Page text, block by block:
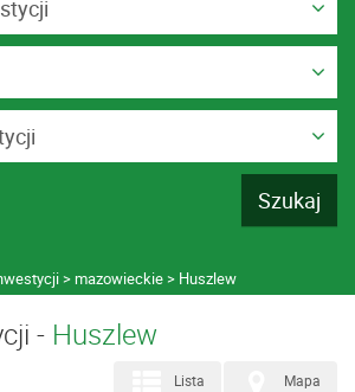
mazowieckie Huszlew
- Huszlew
Mapa
Lista